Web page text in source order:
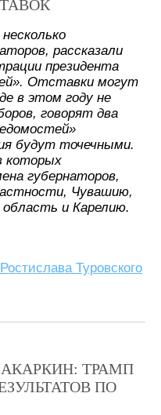
рассказали
президента
Отставки могут
в этом году не
говорят два
будут точечными.
которых
губернаторов,
Чувашию,
и Карелию.
Туровского
ТРАМП
ПО